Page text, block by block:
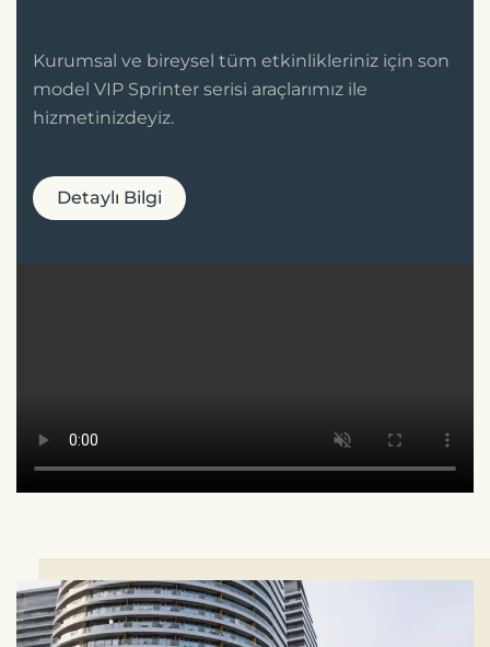
Kurumsal ve bireysel tüm etkinlikleriniz için son
model VIP Sprinter serisi araçlarımız ile
hizmetinizdeyiz.
Detaylı Bilgi